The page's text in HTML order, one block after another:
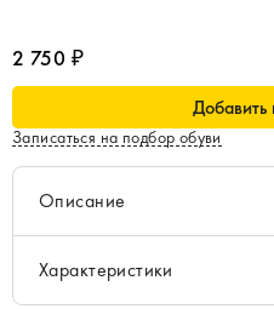
2 750 ₽
Добавить
Записаться на подбор обуви
Описание
Характеристики